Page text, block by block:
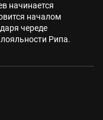
начинается
началом
череде
Рипа.